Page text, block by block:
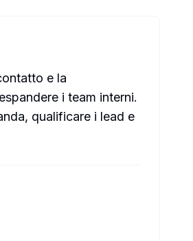
e la
i team interni.
qualificare i lead e